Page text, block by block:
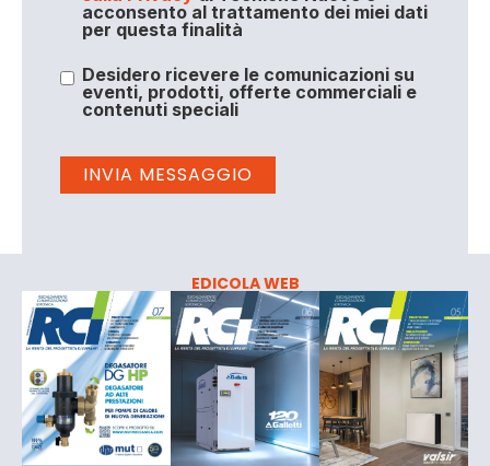
acconsento al trattamento dei miei dati
per questa finalità
Desidero ricevere le comunicazioni su
eventi, prodotti, offerte commerciali e
contenuti speciali
EDICOLA WEB